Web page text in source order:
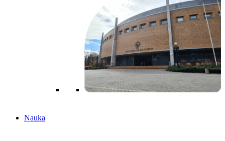
Nauka